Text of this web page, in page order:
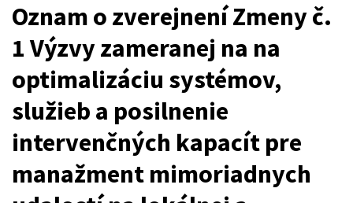
Oznam o zverejnení Zmeny č.
1 Výzvy zameranej na na
optimalizáciu systémov,
služieb a posilnenie
intervenčných kapacít pre
manažment mimoriadnych